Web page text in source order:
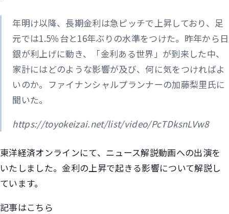
年明け以降、長期金利は急ピッチで上昇しており、足
元では1.5％台と16年ぶりの水準をつけた。昨年から日
銀が利上げに動き、「金利ある世界」が到来した中、
家計にはどのような影響が及び、何に気をつければよ
いのか。ファイナンシャルプランナーの加藤梨里氏に
聞いた。
https://toyokeizai.net/list/video/PcTDksnLVw8
東洋経済オンラインにて、ニュース解説動画への出演を
いたしました。金利の上昇で起きる影響について解説し
ています。
記事はこちら